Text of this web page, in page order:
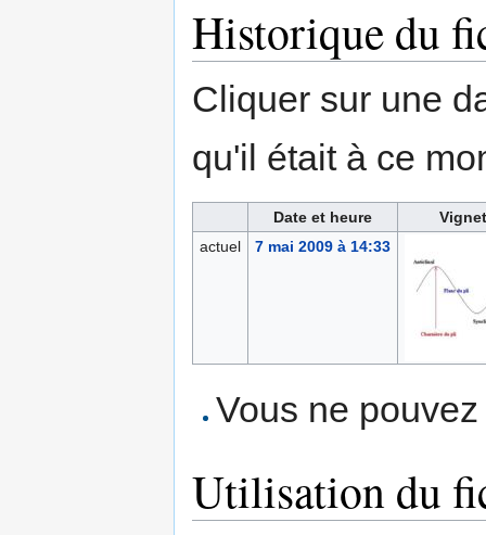
Historique du
Cliquer sur une
qu'il était à ce
Date et heure
actuel
7 mai 2009 à 14:33
Vous ne
Utilisation du